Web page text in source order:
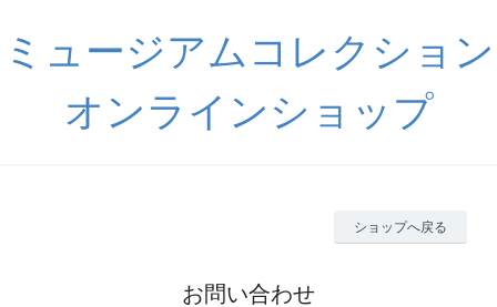
ミュージアムコレクション
オンラインショップ
ショップへ戻る
お問い合わせ